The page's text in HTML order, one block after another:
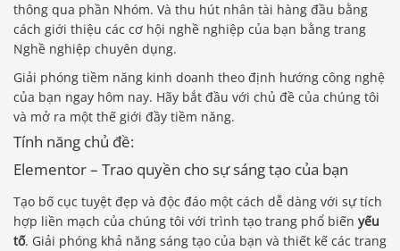
thông qua phần Nhóm. Và thu hút nhân tài hàng đầu bằng
cách giới thiệu các cơ hội nghề nghiệp của bạn bằng trang
Nghề nghiệp chuyên dụng.
Giải phóng tiềm năng kinh doanh theo định hướng công nghệ
của bạn ngay hôm nay. Hãy bắt đầu với chủ đề của chúng tôi
và mở ra một thế giới đầy tiềm năng.
Tính năng chủ đề:
Elementor – Trao quyền cho sự sáng tạo của bạn
Tạo bố cục tuyệt đẹp và độc đáo một cách dễ dàng với sự tích
hợp liền mạch của chúng tôi với trình tạo trang phổ biến yếu
tố. Giải phóng khả năng sáng tạo của bạn và thiết kế các trang